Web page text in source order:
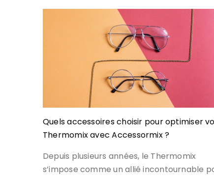
Quels accessoires choisir pour optimiser
Thermomix avec Accessormix ?
Depuis plusieurs années, le Thermomix
s’impose comme un allié incontournable